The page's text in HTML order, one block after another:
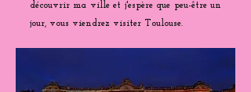
découvrir ma ville et j'espère que peu-être un
jour, vous viendrez visiter Toulouse.